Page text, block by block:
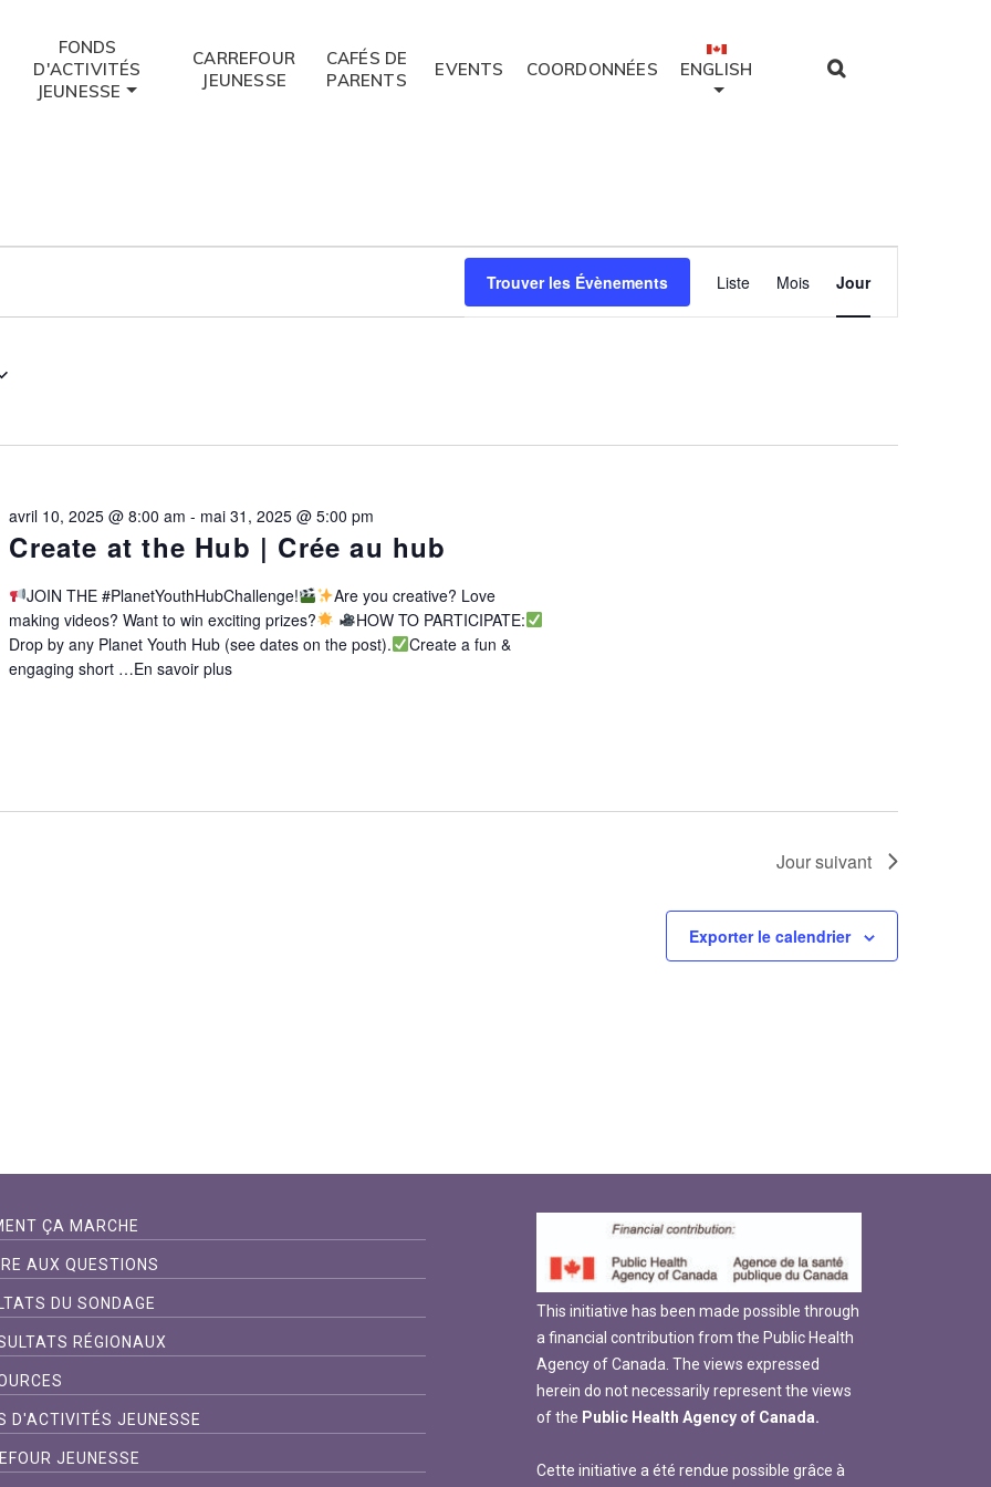
FONDS
D'ACTIVITÉS
JEUNESSE
CARREFOUR
JEUNESSE
CAFÉS DE
PARENTS
EVENTS COORDONNÉES ENGLISH
Trouver les Évènements
Évènement
Views
Liste Mois Jour
Create at the Hub | Crée au hub
avril 10, 2025 @ 8:00 am - mai 31, 2025 @ 5:00 pm
JOIN THE #PlanetYouthHubChallenge!
Are you creative? Love
making videos? Want to win exciting prizes?
HOW TO PARTICIPATE:
Drop by any Planet Youth Hub (see dates on the post).
Create a fun &
engaging short …En savoir plus
Jour suivant
Exporter le calendrier
ÇA MARCHE
AUX QUESTIONS
DU SONDAGE
RÉGIONAUX
D'ACTIVITÉS JEUNESSE
JEUNESSE
This initiative has been made possible through
a financial contribution from the Public Health
Agency of Canada. The views expressed
herein do not necessarily represent the views
of the Public Health Agency of Canada.
Cette initiative a été rendue possible grâce à